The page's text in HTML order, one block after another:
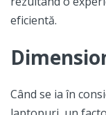
eficientă.
Când se ia în